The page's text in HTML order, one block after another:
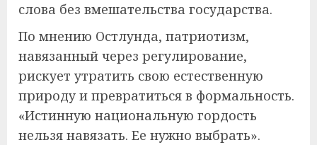
слова без вмешательства государства.
По мнению Остлунда, патриотизм,
навязанный через регулирование,
рискует утратить свою естественную
природу и превратиться в формальность.
«Истинную национальную гордость
нельзя навязать. Ее нужно выбрать».